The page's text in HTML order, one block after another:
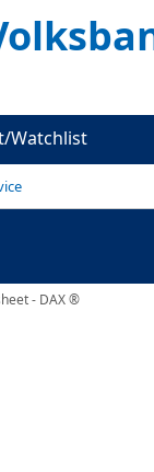
Watchlist
- DAX ®